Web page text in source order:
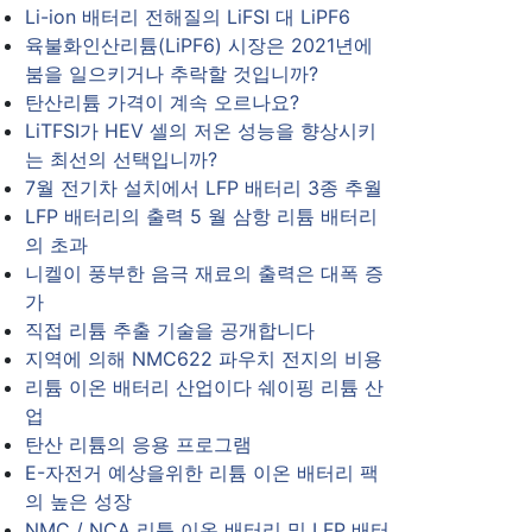
Li-ion 배터리 전해질의 LiFSI 대 LiPF6
육불화인산리튬(LiPF6) 시장은 2021년에
붐을 일으키거나 추락할 것입니까?
탄산리튬 가격이 계속 오르나요?
LiTFSI가 HEV 셀의 저온 성능을 향상시키
는 최선의 선택입니까?
7월 전기차 설치에서 LFP 배터리 3종 추월
LFP 배터리의 출력 5 월 삼항 리튬 배터리
의 초과
니켈이 풍부한 음극 재료의 출력은 대폭 증
가
직접 리튬 추출 기술을 공개합니다
지역에 의해 NMC622 파우치 전지의 비용
리튬 이온 배터리 산업이다 쉐이핑 리튬 산
업
탄산 리튬의 응용 프로그램
E-자전거 예상을위한 리튬 이온 배터리 팩
의 높은 성장